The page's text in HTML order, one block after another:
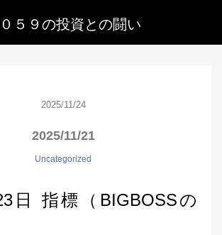
５９の投資との闘い
2025/11/24
2025/11/21
Uncategorized
日 指標（BIGBOSSの